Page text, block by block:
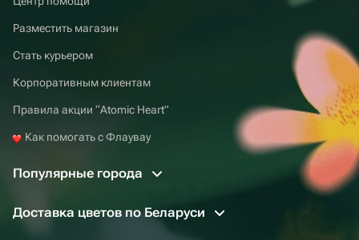
Разместить магазин
Стать курьером
Корпоративным клиентам
Правила акции “Atomic Heart”
Как помогать с Флаувау
Популярные города
Доставка цветов по Беларуси